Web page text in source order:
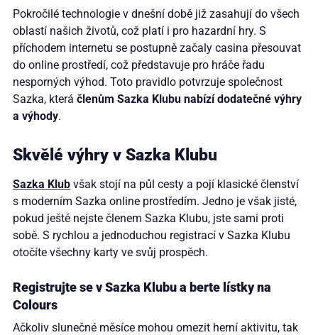
Pokročilé technologie v dnešní době již zasahují do všech
oblastí našich životů, což platí i pro hazardní hry. S
příchodem internetu se postupně začaly casina přesouvat
do online prostředí, což představuje pro hráče řadu
nesporných výhod. Toto pravidlo potvrzuje společnost
Sazka, která členům Sazka Klubu nabízí dodatečné výhry
a výhody.
Skvělé výhry v Sazka Klubu
Sazka Klub však stojí na půl cesty a pojí klasické členství
s moderním Sazka online prostředím. Jedno je však jisté,
pokud ještě nejste členem Sazka Klubu, jste sami proti
sobě. S rychlou a jednoduchou registrací v Sazka Klubu
otočíte všechny karty ve svůj prospěch.
Registrujte se v Sazka Klubu a berte lístky na
Colours
Ačkoliv slunečné měsíce mohou omezit herní aktivitu, tak